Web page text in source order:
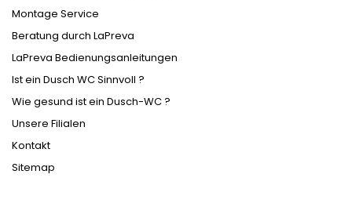
Montage Service
Beratung durch LaPreva
LaPreva Bedienungsanleitungen
Ist ein Dusch WC Sinnvoll ?
Wie gesund ist ein Dusch-WC ?
Unsere Filialen
Kontakt
Sitemap